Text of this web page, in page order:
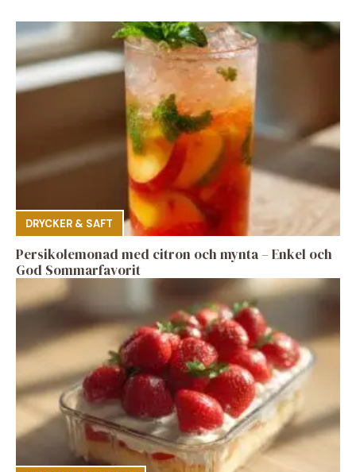
DRYCKER & SAFT
Persikolemonad med citron och mynta – Enkel och
God Sommarfavorit